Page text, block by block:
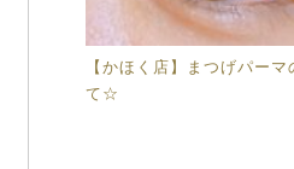
【かほく店】まつげパー
て☆